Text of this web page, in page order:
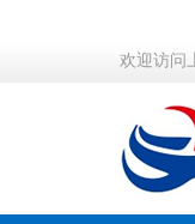
欢迎访问